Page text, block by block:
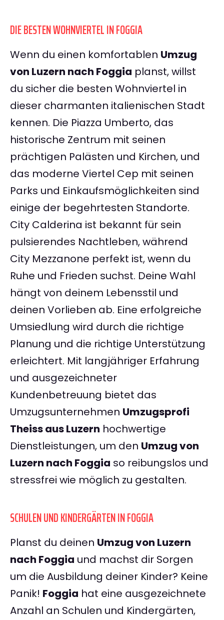
DIE BESTEN WOHNVIERTEL IN FOGGIA
Wenn du einen komfortablen Umzug
von Luzern nach Foggia planst, willst
du sicher die besten Wohnviertel in
dieser charmanten italienischen Stadt
kennen. Die Piazza Umberto, das
historische Zentrum mit seinen
prächtigen Palästen und Kirchen, und
das moderne Viertel Cep mit seinen
Parks und Einkaufsmöglichkeiten sind
einige der begehrtesten Standorte.
City Calderina ist bekannt für sein
pulsierendes Nachtleben, während
City Mezzanone perfekt ist, wenn du
Ruhe und Frieden suchst. Deine Wahl
hängt von deinem Lebensstil und
deinen Vorlieben ab. Eine erfolgreiche
Umsiedlung wird durch die richtige
Planung und die richtige Unterstützung
erleichtert. Mit langjähriger Erfahrung
und ausgezeichneter
Kundenbetreuung bietet das
Umzugsunternehmen Umzugsprofi
Theiss aus Luzern hochwertige
Dienstleistungen, um den Umzug von
Luzern nach Foggia so reibungslos und
stressfrei wie möglich zu gestalten.
SCHULEN UND KINDERGÄRTEN IN FOGGIA
Planst du deinen Umzug von Luzern
nach Foggia und machst dir Sorgen
um die Ausbildung deiner Kinder? Keine
Panik! Foggia hat eine ausgezeichnete
Anzahl an Schulen und Kindergärten,